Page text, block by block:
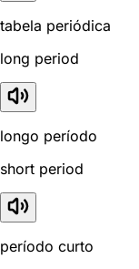
tabela periódica
long period
longo período
short period
período curto